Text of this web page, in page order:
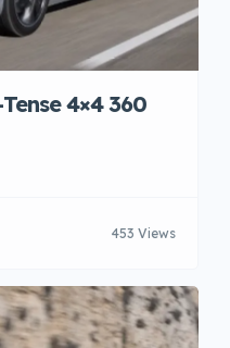
4×4 360
453 Views